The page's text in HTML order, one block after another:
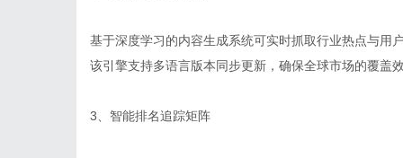
基于深度学习的内容生成系统可实时抓取行业热点与用
该引擎支持多语言版本同步更新，确保全球市场的覆盖
3、智能排名追踪矩阵